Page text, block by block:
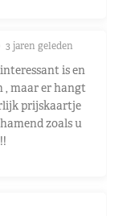
3 jaren geleden
is en
, maar er hangt
prijskaartje
zoals u